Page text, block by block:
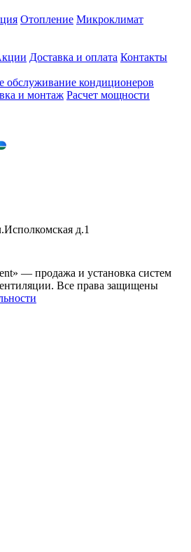
Отопление Микроклимат
Доставка и оплата Контакты
обслуживание кондиционеров
и монтаж Расчет мощности
д.1
— продажа и установка систем
Все права защищены